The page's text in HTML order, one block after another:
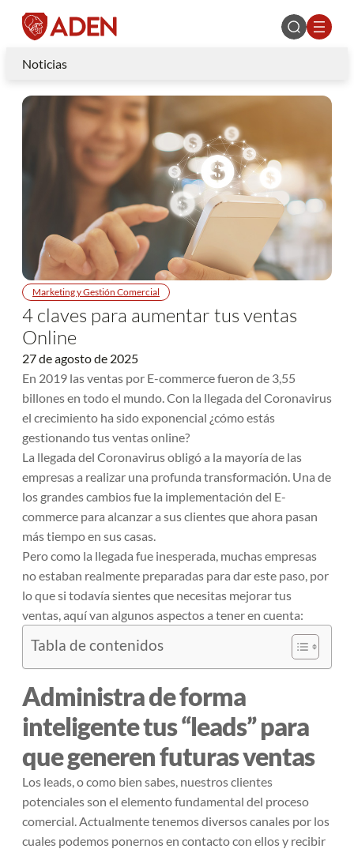
Noticias
Marketing y Gestión Comercial
4 claves para aumentar tus ventas
Online
27 de agosto de 2025
En 2019 las ventas por E-commerce fueron de 3,55
billones en todo el mundo. Con la llegada del Coronavirus
el crecimiento ha sido exponencial ¿cómo estás
gestionando tus ventas online?
La llegada del Coronavirus obligó a la mayoría de las
empresas a realizar una profunda transformación. Una de
los grandes cambios fue la implementación del E-
commerce para alcanzar a sus clientes que ahora pasan
más tiempo en sus casas.
Pero como la llegada fue inesperada, muchas empresas
no estaban realmente preparadas para dar este paso, por
lo que si todavía sientes que necesitas mejorar tus
ventas, aquí van algunos aspectos a tener en cuenta:
Tabla de contenidos
Administra de forma
inteligente tus “leads” para
que generen futuras ventas
Los leads, o como bien sabes, nuestros clientes
potenciales son el elemento fundamental del proceso
comercial. Actualmente tenemos diversos canales por los
cuales podemos ponernos en contacto con ellos y recibir